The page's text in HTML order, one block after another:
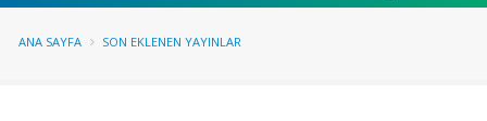
ANA SAYFA SON EKLENEN YAYINLAR